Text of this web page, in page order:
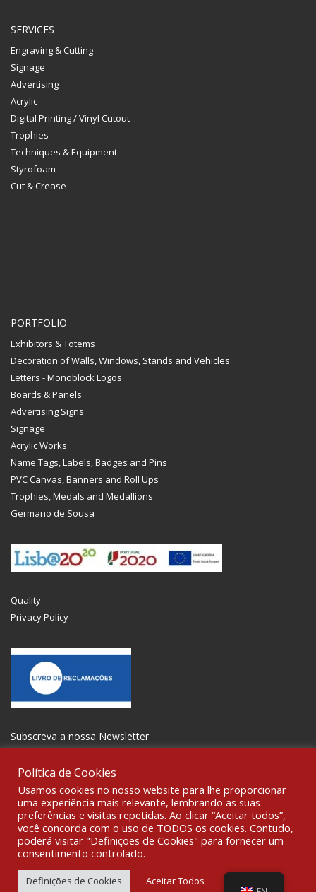
SERVICES
Engraving & Cutting
Signage
Advertising
Acrylic
Digital Printing / Vinyl Cutout
Trophies
Techniques & Equipment
Styrofoam
Cut & Crease
PORTFOLIO
Exhibitors & Totems
Decoration of Walls, Windows, Stands and Vehicles
Letters - Monoblock Logos
Boards & Panels
Advertising Signs
Signage
Acrylic Works
Name Tags, Labels, Badges and Pins
PVC Canvas, Banners and Roll Ups
Trophies, Medals and Medallions
Germano de Sousa
Quality
Privacy Policy
Subscreva a nossa Newsletter
GET SOCIAL
© 2021 All rights reserved Gravoplot- Recording, Printing and
Signage Ltd. WebDesign:Fibra Design.
Política de Cookies
Usamos cookies no nosso website para lhe proporcionar
uma experiência mais relevante, lembrando as suas
preferências e visitas repetidas. Ao clicar “Aceitar todos”,
você concorda com o uso de TODOS os cookies. Contudo,
poderá visitar "Definições de Cookies" para fornecer um
consentimento controlado.
Definições de Cookies Aceitar Todos